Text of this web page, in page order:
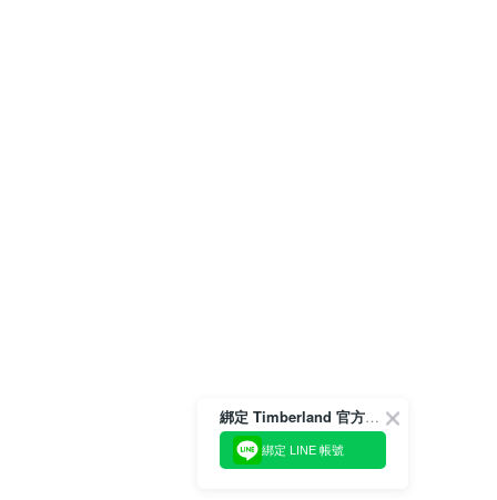
綁定 Timberland 官方會員
綁定 LINE 帳號